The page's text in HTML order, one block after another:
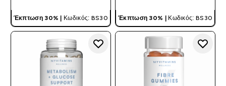
Έκπτωση 30% | Κωδικός: BS30 Έκπτωση 30% | Κωδικός: BS30